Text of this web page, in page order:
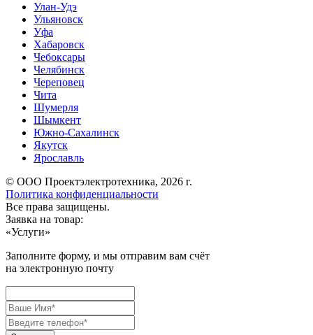
Улан-Удэ
Ульяновск
Уфа
Хабаровск
Чебоксары
Челябинск
Череповец
Чита
Шумерля
Шымкент
Южно-Сахалинск
Якутск
Ярославль
© ООО Проектэлектротехника, 2026 г.
Политика конфиденциальности
Все права защищены.
Заявка на товар:
«Услуги»
Заполните форму, и мы отправим вам счёт
на электронную почту